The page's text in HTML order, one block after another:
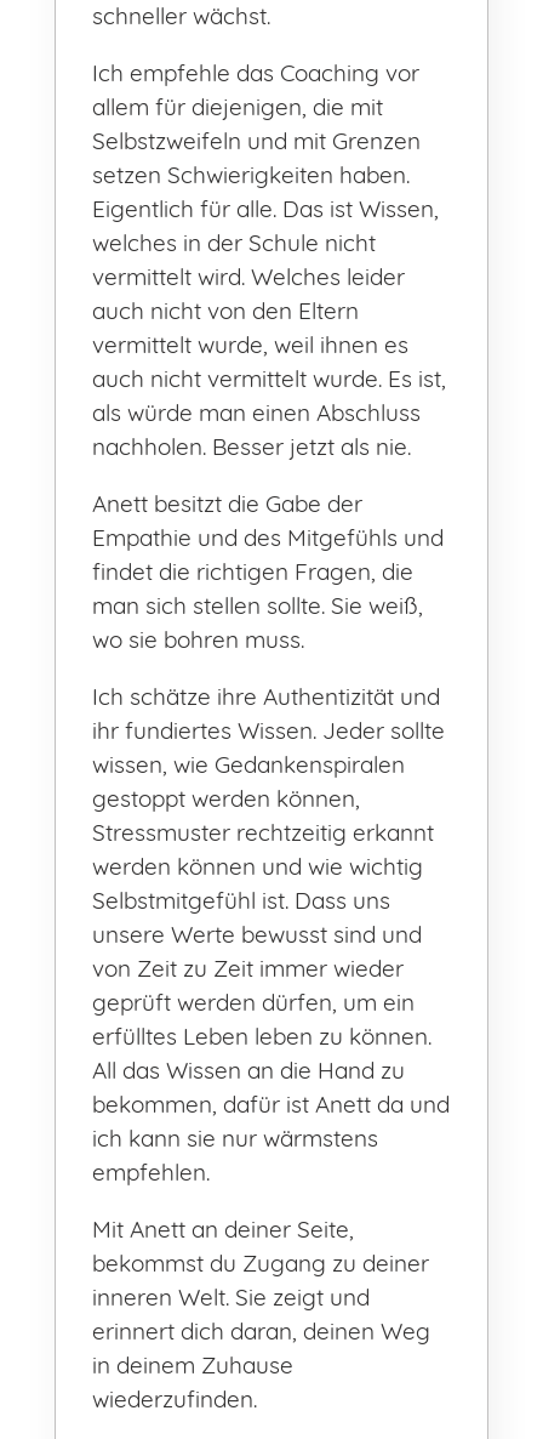
schneller wächst.
Ich empfehle das Coaching vor
allem für diejenigen, die mit
Selbstzweifeln und mit Grenzen
setzen Schwierigkeiten haben.
Eigentlich für alle. Das ist Wissen,
welches in der Schule nicht
vermittelt wird. Welches leider
auch nicht von den Eltern
vermittelt wurde, weil ihnen es
auch nicht vermittelt wurde. Es ist,
als würde man einen Abschluss
nachholen. Besser jetzt als nie.
Anett besitzt die Gabe der
Empathie und des Mitgefühls und
findet die richtigen Fragen, die
man sich stellen sollte. Sie weiß,
wo sie bohren muss.
Ich schätze ihre Authentizität und
ihr fundiertes Wissen. Jeder sollte
wissen, wie Gedankenspiralen
gestoppt werden können,
Stressmuster rechtzeitig erkannt
werden können und wie wichtig
Selbstmitgefühl ist. Dass uns
unsere Werte bewusst sind und
von Zeit zu Zeit immer wieder
geprüft werden dürfen, um ein
erfülltes Leben leben zu können.
All das Wissen an die Hand zu
bekommen, dafür ist Anett da und
ich kann sie nur wärmstens
empfehlen.
Mit Anett an deiner Seite,
bekommst du Zugang zu deiner
inneren Welt. Sie zeigt und
erinnert dich daran, deinen Weg
in deinem Zuhause
wiederzufinden.